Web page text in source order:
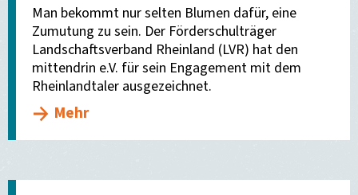
Man bekommt nur selten Blumen dafür, eine
Zumutung zu sein. Der Förderschulträger
Landschaftsverband Rheinland (LVR) hat den
mittendrin e.V. für sein Engagement mit dem
Rheinlandtaler ausgezeichnet.
Mehr